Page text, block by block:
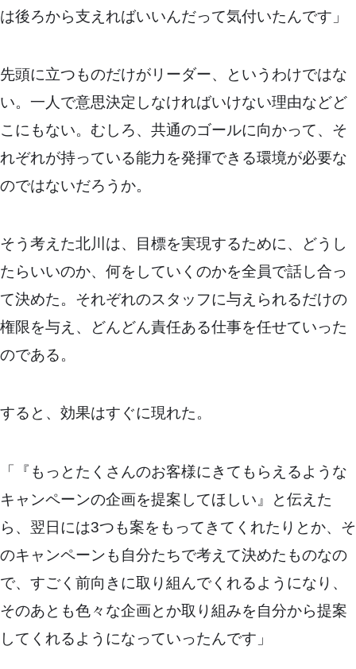
は後ろから支えればいいんだって気付いたんです」
先頭に立つものだけがリーダー、というわけではな
い。一人で意思決定しなければいけない理由などど
こにもない。むしろ、共通のゴールに向かって、そ
れぞれが持っている能力を発揮できる環境が必要な
のではないだろうか。
そう考えた北川は、目標を実現するために、どうし
たらいいのか、何をしていくのかを全員で話し合っ
て決めた。それぞれのスタッフに与えられるだけの
権限を与え、どんどん責任ある仕事を任せていった
のである。
すると、効果はすぐに現れた。
「『もっとたくさんのお客様にきてもらえるような
キャンペーンの企画を提案してほしい』と伝えた
ら、翌日には3つも案をもってきてくれたりとか、そ
のキャンペーンも自分たちで考えて決めたものなの
で、すごく前向きに取り組んでくれるようになり、
そのあとも色々な企画とか取り組みを自分から提案
してくれるようになっていったんです」